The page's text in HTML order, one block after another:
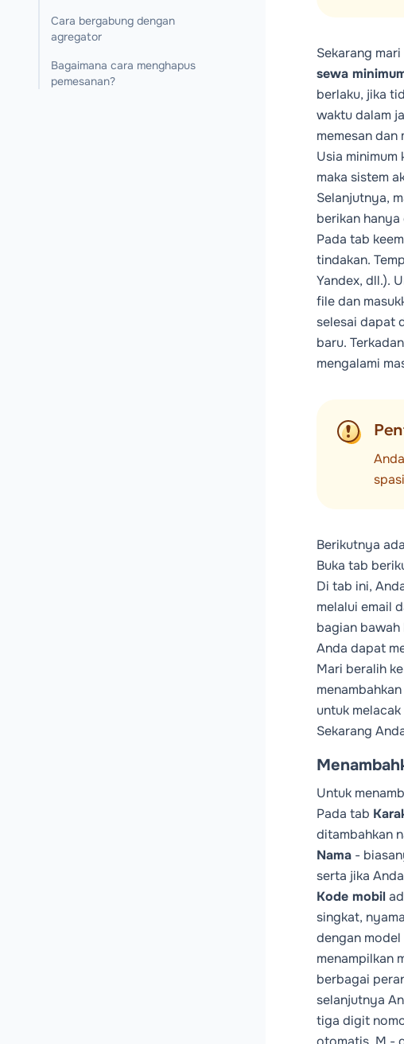
Cara bergabung dengan
agregator
Bagaimana cara menghapus
pemesanan?
Sekarang
sewa
berlaku, jika
waktu dalam
memesan
Usia
maka sistem
Selanjutnya,
berikan
Pada tab
tindakan.
Yandex, dll.).
file dan
selesai dapat
baru.
mengalami
Berikutnya
Buka tab
Di tab ini,
melalui email
bagian bawah
Anda dapat
Mari beralih
untuk
Sekarang
Untuk
Pada tab
ditambahkan
Nama -
serta jika
Kode mobil
singkat,
dengan model
menampilkan
berbagai
selanjutnya
tiga digit